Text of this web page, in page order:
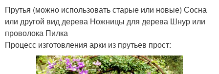
Прутья (можно использовать старые или новые) Сосна
или другой вид дерева Ножницы для дерева Шнур или
проволока Пилка
Процесс изготовления арки из прутьев прост: